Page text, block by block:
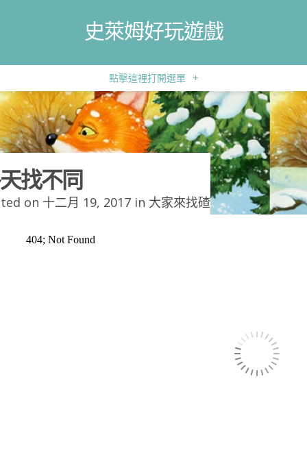
史萊姆好玩遊戲
點擊這裡打開選單 +
找不同
on 十二月 19, 2017 in 大家來找碴